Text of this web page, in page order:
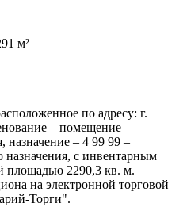
м²
по адресу: г.
– помещение
назначение – 4 99 99 –
с инвентарным
площадью 2290,3 кв. м.
на электронной торговой
Торги".